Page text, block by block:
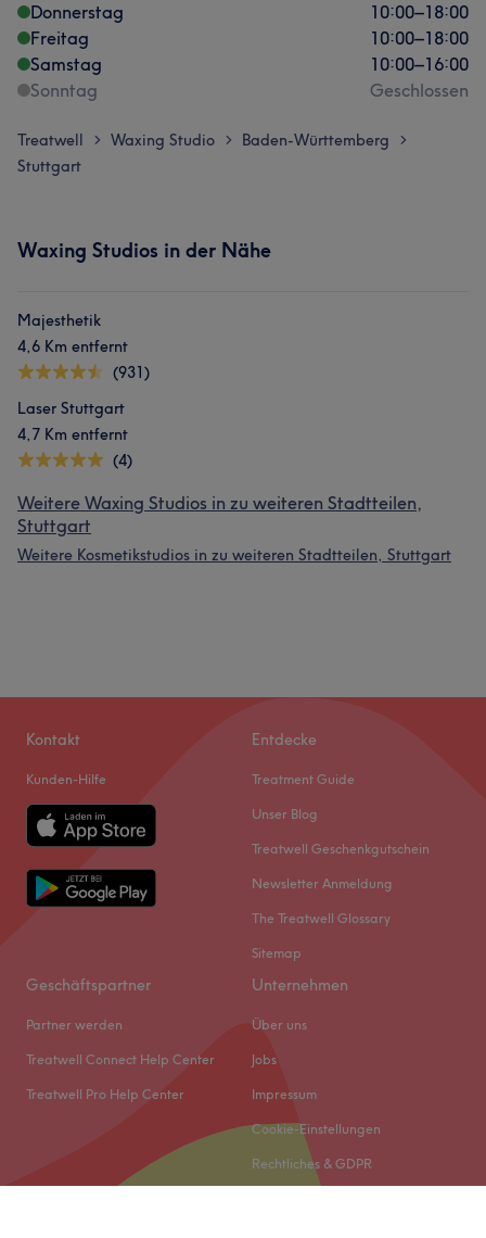
Donnerstag
10:00–18:00
Freitag
10:00–18:00
Samstag
10:00–16:00
Sonntag
Geschlossen
Treatwell > Waxing Studio > Baden-Württemberg >
Stuttgart
Waxing Studios in der Nähe
Majesthetik
4,6 Km entfernt
(931)
Laser Stuttgart
4,7 Km entfernt
(4)
Weitere Waxing Studios in zu weiteren Stadtteilen,
Stuttgart
Weitere Kosmetikstudios in zu weiteren Stadtteilen, Stuttgart
Kontakt
Kunden-Hilfe
Entdecke
Treatment Guide
Unser Blog
Treatwell Geschenkgutschein
Newsletter Anmeldung
The Treatwell Glossary
Sitemap
Geschäftspartner
Partner werden
Treatwell Connect Help Center
Treatwell Pro Help Center
Unternehmen
Über uns
Jobs
Impressum
Cookie-Einstellungen
Rechtliches & GDPR